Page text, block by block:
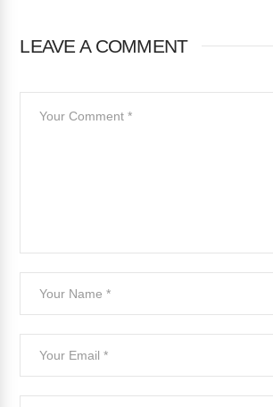
LEAVE A COMMENT